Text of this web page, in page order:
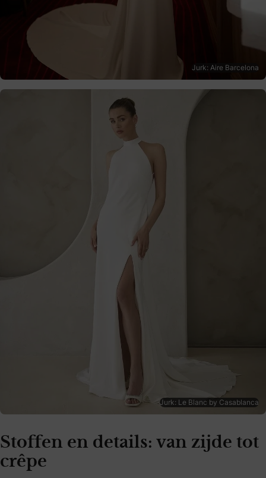
Jurk: Aire Barcelona
Jurk: Le Blanc by Casablanca
Stoffen en details: van zijde tot
crêpe